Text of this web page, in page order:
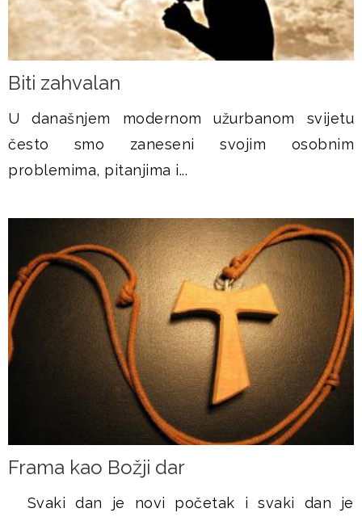
Biti zahvalan
U današnjem modernom užurbanom svijetu
često smo zaneseni svojim osobnim
problemima, pitanjima i...
Frama kao Božji dar
Svaki dan je novi početak i svaki dan je